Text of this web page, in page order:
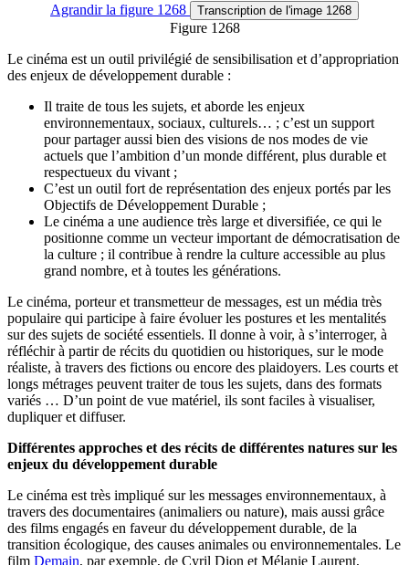
Agrandirla figure 1268 Transcription de l'image 1268
Figure 1268
Le cinéma est un outil privilégié de sensibilisation et d’appropriation
des enjeux de développement durable :
Il traite de tous les sujets, et aborde les enjeux
environnementaux, sociaux, culturels… ; c’est un support
pour partager aussi bien des visions de nos modes de vie
actuels que l’ambition d’un monde différent, plus durable et
respectueux du vivant ;
C’est un outil fort de représentation des enjeux portés par les
Objectifs de Développement Durable ;
Le cinéma a une audience très large et diversifiée, ce qui le
positionne comme un vecteur important de démocratisation de
la culture ; il contribue à rendre la culture accessible au plus
grand nombre, et à toutes les générations.
Le cinéma, porteur et transmetteur de messages, est un média très
populaire qui participe à faire évoluer les postures et les mentalités
sur des sujets de société essentiels. Il donne à voir, à s’interroger, à
réfléchir à partir de récits du quotidien ou historiques, sur le mode
réaliste, à travers des fictions ou encore des plaidoyers. Les courts et
longs métrages peuvent traiter de tous les sujets, dans des formats
variés … D’un point de vue matériel, ils sont faciles à visualiser,
dupliquer et diffuser.
Différentes approches et des récits de différentes natures sur les
enjeux du développement durable
Le cinéma est très impliqué sur les messages environnementaux, à
travers des documentaires (animaliers ou nature), mais aussi grâce
des films engagés en faveur du développement durable, de la
transition écologique, des causes animales ou environnementales. Le
film Demain, par exemple, de Cyril Dion et Mélanie Laurent,